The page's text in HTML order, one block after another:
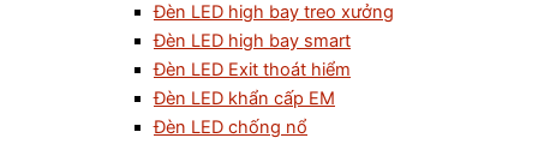
Đèn LED high bay treo xưởng
Đèn LED high bay smart
Đèn LED Exit thoát hiểm
Đèn LED khẩn cấp EM
Đèn LED chống nổ